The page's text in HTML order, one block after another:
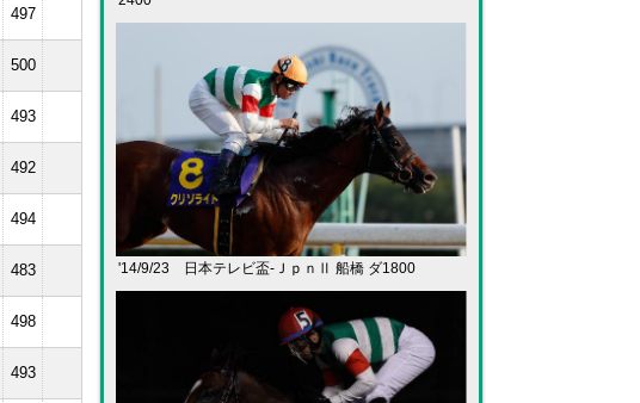
497
500
493
492
494
483
498
493
'14/9/23 日本テレビ盃-ＪｐｎⅡ 船橋 ダ1800